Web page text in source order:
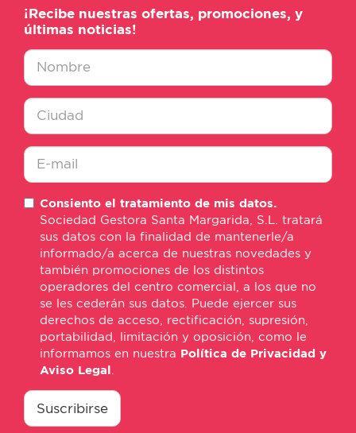
¡Recibe nuestras ofertas, promociones, y
últimas noticias!
Nombre
Ciudad
mail
Consiento el tratamiento de mis datos.
Sociedad Gestora Santa Margarida, S.L. tratará
sus datos con la finalidad de mantenerle/a
informado/a acerca de nuestras novedades y
también promociones de los distintos
operadores del centro comercial, a los que no
se les cederán sus datos. Puede ejercer sus
derechos de acceso, rectificación, supresión,
portabilidad, limitación y oposición, como le
informamos en nuestra Política de Privacidad y
Aviso Legal
consentimiento
Suscribirse